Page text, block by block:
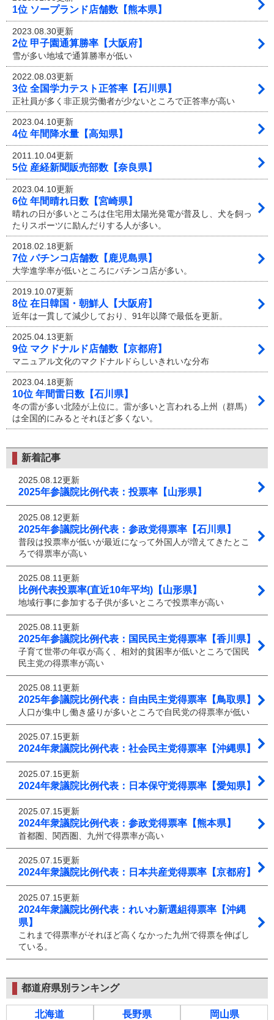
1位 ソープランド店舗数【熊本県】
2023.08.30更新
2位 甲子園通算勝率【大阪府】
雪が多い地域で通算勝率が低い
2022.08.03更新
3位 全国学力テスト正答率【石川県】
正社員が多く非正規労働者が少ないところで正答率が高い
2023.04.10更新
4位 年間降水量【高知県】
2011.10.04更新
5位 産経新聞販売部数【奈良県】
2023.04.10更新
6位 年間晴れ日数【宮崎県】
晴れの日が多いところは住宅用太陽光発電が普及し、犬を飼っ
たりスポーツに励んだりする人が多い。
2018.02.18更新
7位 パチンコ店舗数【鹿児島県】
大学進学率が低いところにパチンコ店が多い。
2019.10.07更新
8位 在日韓国・朝鮮人【大阪府】
近年は一貫して減少しており、91年以降で最低を更新。
2025.04.13更新
9位 マクドナルド店舗数【京都府】
マニュアル文化のマクドナルドらしいきれいな分布
2023.04.18更新
10位 年間雷日数【石川県】
冬の雷が多い北陸が上位に。雷が多いと言われる上州（群馬）
は全国的にみるとそれほど多くない。
新着記事
2025.08.12更新
2025年参議院比例代表：投票率【山形県】
2025.08.12更新
2025年参議院比例代表：参政党得票率【石川県】
普段は投票率が低いが最近になって外国人が増えてきたとこ
ろで得票率が高い
2025.08.11更新
比例代表投票率(直近10年平均)【山形県】
地域行事に参加する子供が多いところで投票率が高い
2025.08.11更新
2025年参議院比例代表：国民民主党得票率【香川県】
子育て世帯の年収が高く、相対的貧困率が低いところで国民
民主党の得票率が高い
2025.08.11更新
2025年参議院比例代表：自由民主党得票率【鳥取県】
人口が集中し働き盛りが多いところで自民党の得票率が低い
2025.07.15更新
2024年衆議院比例代表：社会民主党得票率【沖縄県】
2025.07.15更新
2024年衆議院比例代表：日本保守党得票率【愛知県】
2025.07.15更新
2024年衆議院比例代表：参政党得票率【熊本県】
首都圏、関西圏、九州で得票率が高い
2025.07.15更新
2024年衆議院比例代表：日本共産党得票率【京都府】
2025.07.15更新
2024年衆議院比例代表：れいわ新選組得票率【沖縄
県】
これまで得票率がそれほど高くなかった九州で得票を伸ばし
ている。
都道府県別ランキング
北海道
長野県
岡山県